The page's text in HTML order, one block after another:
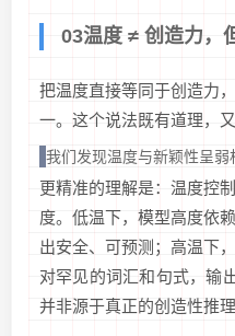
03温度 ≠ 创造力，
把温度直接等同于创造力
一。这个说法既有道理，
我们发现温度与新颖性呈
更精准的理解是：温度控
度。低温下，模型高度依
出安全、可预测；高温下
对罕见的词汇和句式，输
并非源于真正的创造性推